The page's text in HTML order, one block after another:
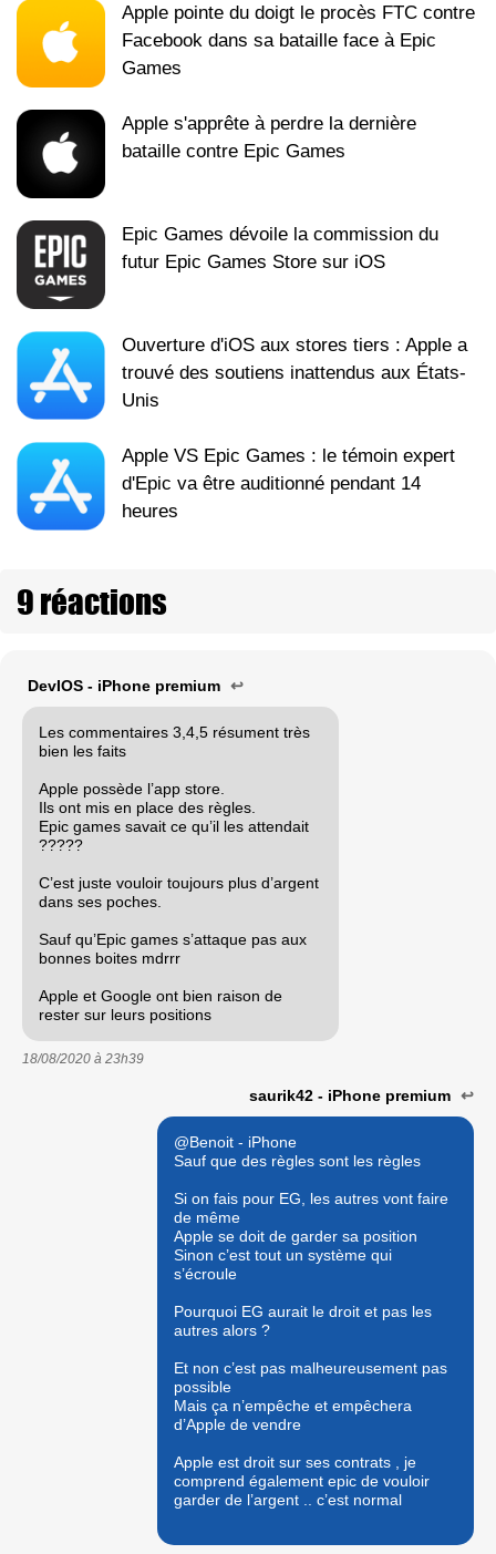
Apple pointe du doigt le procès FTC contre
Facebook dans sa bataille face à Epic
Games
Apple s'apprête à perdre la dernière
bataille contre Epic Games
Epic Games dévoile la commission du
futur Epic Games Store sur iOS
Ouverture d'iOS aux stores tiers : Apple a
trouvé des soutiens inattendus aux États-
Unis
Apple VS Epic Games : le témoin expert
d'Epic va être auditionné pendant 14
heures
9 réactions
DevIOS - iPhone premium ↩
Les commentaires 3,4,5 résument très
bien les faits
Apple possède l’app store.
Ils ont mis en place des règles.
Epic games savait ce qu’il les attendait
?????
C’est juste vouloir toujours plus d’argent
dans ses poches.
Sauf qu’Epic games s’attaque pas aux
bonnes boites mdrrr
Apple et Google ont bien raison de
rester sur leurs positions
18/08/2020 à 23h39
saurik42 - iPhone premium ↩
@Benoit - iPhone
Sauf que des règles sont les règles
Si on fais pour EG, les autres vont faire
de même
Apple se doit de garder sa position
Sinon c’est tout un système qui
s’écroule
Pourquoi EG aurait le droit et pas les
autres alors ?
Et non c’est pas malheureusement pas
possible
Mais ça n’empêche et empêchera
d’Apple de vendre
Apple est droit sur ses contrats , je
comprend également epic de vouloir
garder de l’argent .. c’est normal